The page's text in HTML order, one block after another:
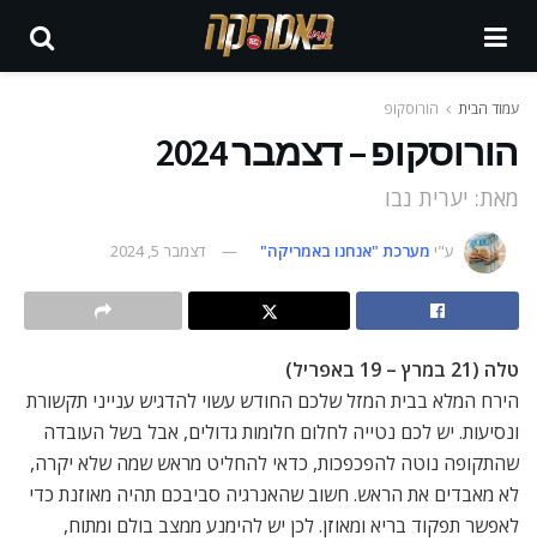
עמוד הבית הורוסקופ
הורוסקופ – דצמבר 2024
מאת: יערית נבו
ע"י מערכת "אנחנו באמריקה" דצמבר 5, 2024
טלה (21 במרץ – 19 באפריל)
הירח המלא בבית המזל שלכם החודש עשוי להדגיש ענייני תקשורת
ונסיעות. יש לכם נטייה לחלום חלומות גדולים, אבל בשל העובדה
שהתקופה נוטה להפכפכות, כדאי להחליט מראש שמה שלא יקרה,
לא מאבדים את הראש. חשוב שהאנרגיה סביבכם תהיה מאוזנת כדי
לאפשר תפקוד בריא ומאוזן. לכן יש להימנע ממצב בולם ומתוח,